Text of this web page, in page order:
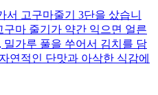
서 고구마줄기 3단을 샀습니
마 줄기가 약간 익으면 얼른
가루 풀을 쑤어서 김치를 담
연적인 단맛과 아삭한 식감에